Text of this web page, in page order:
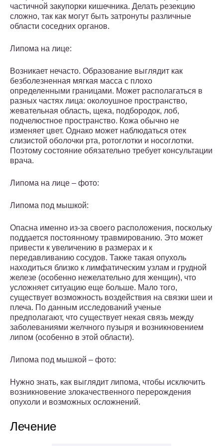
частичной закупорки кишечника. Делать резекцию
сложно, так как могут быть затронуты различные
области соседних органов.
Липома на лице:
Возникает нечасто. Образование выглядит как
безболезненная мягкая масса с плохо
определенными границами. Может располагаться в
разных частях лица: околоушное пространство,
жевательная область, щека, подбородок, лоб,
подчелюстное пространство. Кожа обычно не
изменяет цвет. Однако может наблюдаться отек
слизистой оболочки рта, ротоглотки и носоглотки.
Поэтому состояние обязательно требует консультации
врача.
Липома на лице – фото:
Липома под мышкой:
Опасна именно из-за своего расположения, поскольку
поддается постоянному травмированию. Это может
привести к увеличению в размерах и к
передавливанию сосудов. Также такая опухоль
находиться близко к лимфатическим узлам и грудной
железе (особенно нежелательно для женщин), что
усложняет ситуацию еще больше. Мало того,
существует возможность воздействия на связки шеи и
плеча. По данным исследований ученые
предполагают, что существует некая связь между
заболеваниями желчного пузыря и возникновением
липом (особенно в этой области).
Липома под мышкой – фото:
Нужно знать, как выглядит липома, чтобы исключить
возникновение злокачественного перерождения
опухоли и возможных осложнений.
Лечение